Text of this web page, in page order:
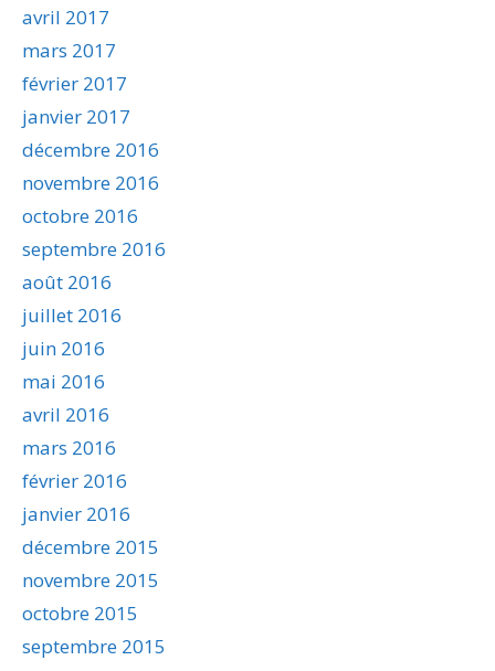
avril 2017
mars 2017
février 2017
janvier 2017
décembre 2016
novembre 2016
octobre 2016
septembre 2016
août 2016
juillet 2016
juin 2016
mai 2016
avril 2016
mars 2016
février 2016
janvier 2016
décembre 2015
novembre 2015
octobre 2015
septembre 2015